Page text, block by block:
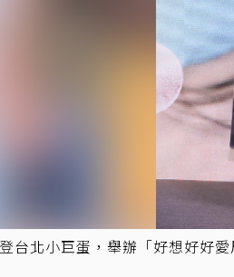
台北小巨蛋，舉辦「好想好好